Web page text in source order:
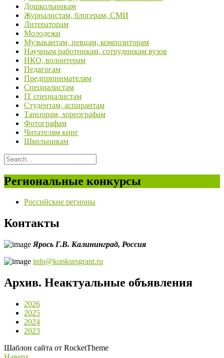
Дошкольникам
Журналистам, блогерам, СМИ
Литераторам
Молодежи
Музыкантам, певцам, композиторам
Научным работникам, сотрудникам вузов
НКО, волонтерам
Педагогам
Предпринимателям
Специалистам
IT специалистам
Студентам, аспирантам
Танцорам, хореографам
Фотографам
Читателям книг
Школьникам
Региональные конкурсы
Российские регионы
Контакты
Ярось Г.В. Калининград, Россия
info@konkursgrant.ru
Архив. Неактуальные объявления
2026
2025
2024
2023
Шаблон сайта от RocketTheme